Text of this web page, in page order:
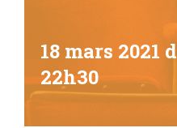
18 mars 2021
22h30